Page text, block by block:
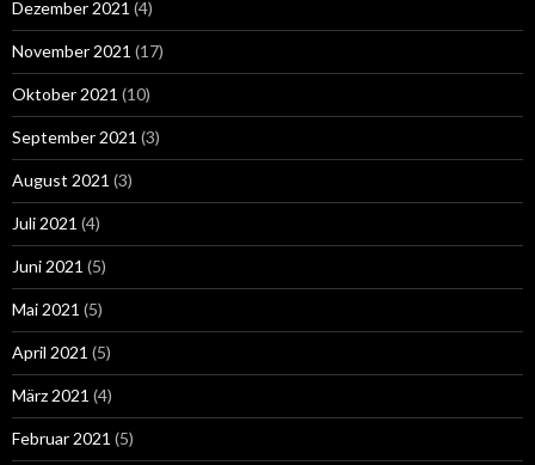
Dezember 2021 (4)
November 2021 (17)
Oktober 2021 (10)
September 2021 (3)
August 2021 (3)
Juli 2021 (4)
Juni 2021 (5)
Mai 2021 (5)
April 2021 (5)
März 2021 (4)
Februar 2021 (5)